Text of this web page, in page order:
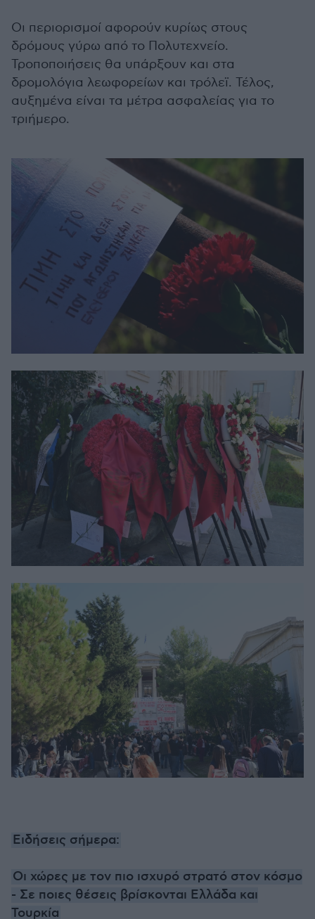
Οι περιορισμοί αφορούν κυρίως στους
δρόμους γύρω από το Πολυτεχνείο.
Τροποποιήσεις θα υπάρξουν και στα
δρομολόγια λεωφορείων και τρόλεϊ. Τέλος,
αυξημένα είναι τα μέτρα ασφαλείας για το
τριήμερο.
Ειδήσεις σήμερα:
Οι χώρες με τον πιο ισχυρό στρατό στον κόσμο
- Σε ποιες θέσεις βρίσκονται Ελλάδα και
Τουρκία